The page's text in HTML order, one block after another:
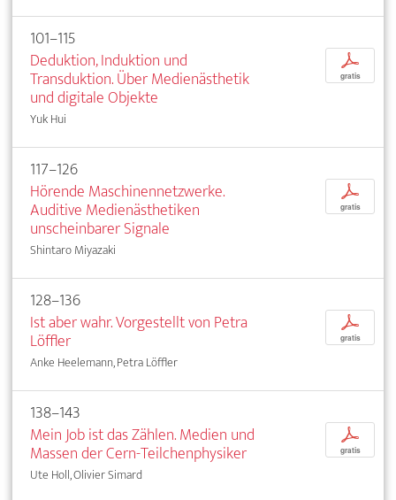
101–115
Deduktion, Induktion und
Transduktion. Über Medienästhetik
und digitale Objekte
Yuk Hui
p
gratis
117–126
Hörende Maschinennetzwerke.
Auditive Medienästhetiken
unscheinbarer Signale
Shintaro Miyazaki
p
gratis
128–136
Ist aber wahr. Vorgestellt von Petra
Löffler
Anke Heelemann, Petra Löffler
p
gratis
138–143
Mein Job ist das Zählen. Medien und
Massen der Cern-Teilchenphysiker
Ute Holl, Olivier Simard
p
gratis